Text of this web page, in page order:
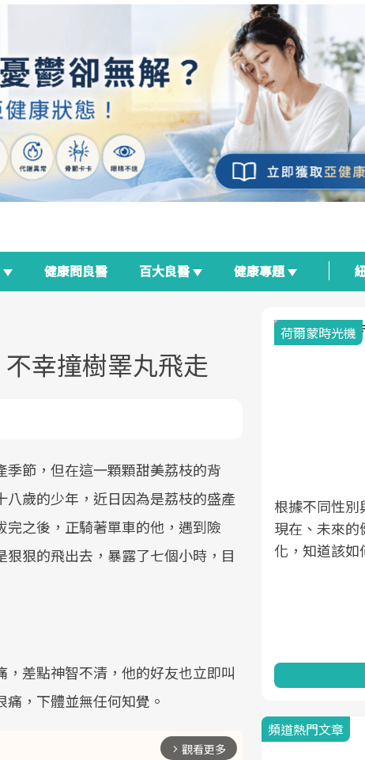
健康問良醫 百大良醫 健康專題
幸撞樹睪丸飛走
季節，但在這一顆顆甜美荔枝的背
歲的少年，近日因為是荔枝的盛產
之後，正騎著單車的他，遇到險
狠的飛出去，暴露了七個小時，目
差點神智不清，他的好友也立即叫
，下體並無任何知覺。
arrow_forward_ios 觀看更多
對超高齡社會的浪潮，台灣正在快速
向「健康照護」的新時代。隨著國家
策如「健康台灣推動委員會」與「長
前往專題
年，就到良醫生活祭體驗「一站式
康新生活」，從講座、體驗到運動，
面啟動你的健康革命！
前往專題
醫健康網從「換季的身體變化」出
，透過醫學觀點與日常感受的對話，
立對亞健康的認知，進而引導實際的
前往專題
荷爾蒙時光機
根據不同性別
現在、未來
化，知道該如
頻道熱門文章